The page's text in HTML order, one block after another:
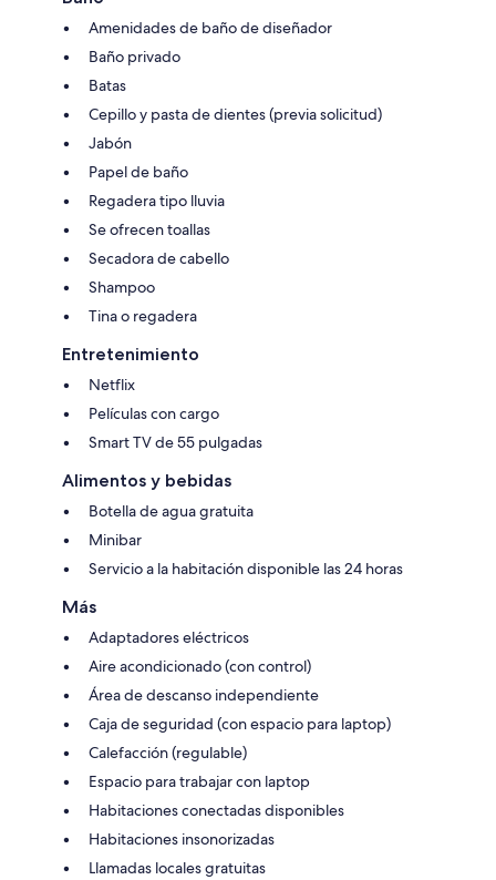
Amenidades de baño de diseñador
Baño privado
Batas
Cepillo y pasta de dientes (previa solicitud)
Jabón
Papel de baño
Regadera tipo lluvia
Se ofrecen toallas
Secadora de cabello
Shampoo
Tina o regadera
Entretenimiento
Netflix
Películas con cargo
Smart TV de 55 pulgadas
Alimentos y bebidas
Botella de agua gratuita
Minibar
Servicio a la habitación disponible las 24 horas
Más
Adaptadores eléctricos
Aire acondicionado (con control)
Área de descanso independiente
Caja de seguridad (con espacio para laptop)
Calefacción (regulable)
Espacio para trabajar con laptop
Habitaciones conectadas disponibles
Habitaciones insonorizadas
Llamadas locales gratuitas